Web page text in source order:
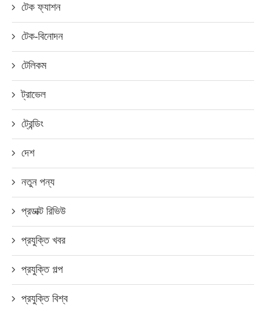
টেক ফ্যাশন
টেক-বিনোদন
টেলিকম
ট্রাভেল
ট্রেন্ডিং
দেশ
নতুন পন্য
প্রডাক্ট রিভিউ
প্রযুক্তি খবর
প্রযুক্তি গল্প
প্রযুক্তি বিশ্ব